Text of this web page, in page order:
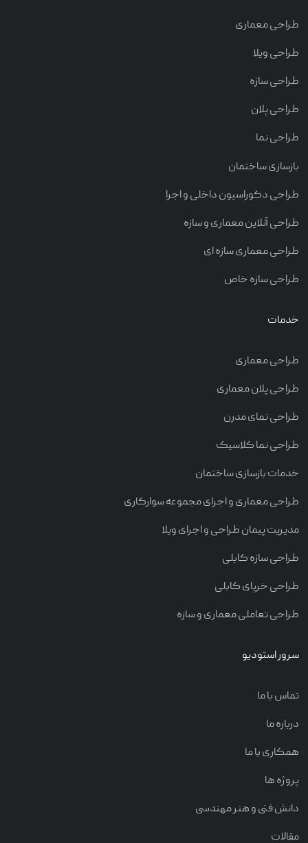
طراحی معماری
طراحی ویلا
طراحی سازه
طراحی پلان
طراحی نما
بازسازی ساختمان
طراحی دکوراسیون داخلی و اجرا
طراحی آنلاین معماری و سازه
طراحی معماری سازه ای
طراحی سازه خاص
خدمات
طراحی معماری
طراحی پلان معماری
طراحی نمای مدرن
طراحی نما کلاسیک
خدمات بازسازی ساختمان
طراحی معماری و اجرای مجموعه سوارکاری
مدیریت پیمان طراحی و اجرای ویلا
طراحی سازه کابلی
طراحی خرپای کابلی
طراحی تعاملی معماری و سازه
سرور استودیو
تماس با ما
درباره ما
همکاری با ما
پروژه ها
دانش فنی و هنر مهندسی
مقالات